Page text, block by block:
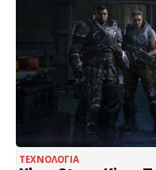
ΤΕΧΝΟΛΟΓΙΑ